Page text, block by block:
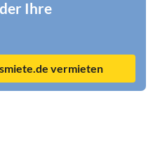
Ihre
vermieten